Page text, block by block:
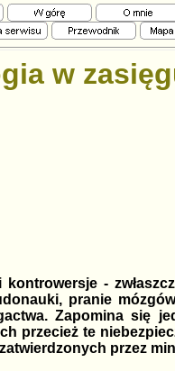
w
-
pranie
Zapomina się
przecież te
przez